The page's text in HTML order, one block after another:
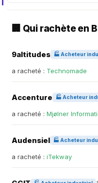
🏢 Qui rachète en
9altitudes 🏭 Acheteur
a racheté : Technomade
Accenture 🏭 Acheteur
a racheté : Mjølner
Audensiel 🏭 Acheteur
a racheté : iTekway